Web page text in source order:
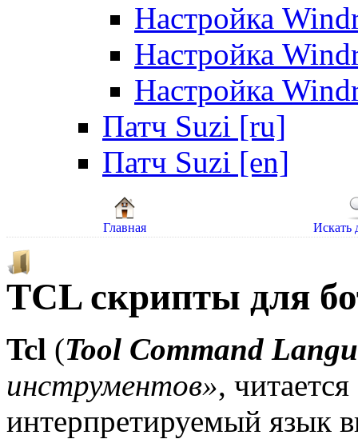
Настройка
Настройка
Настройка
Патч Suzi [ru]
Патч Suzi [en]
Главная Искать
TCL скрипты для
Tcl (Tool Command
инструментов», читается
интерпретируемый язык